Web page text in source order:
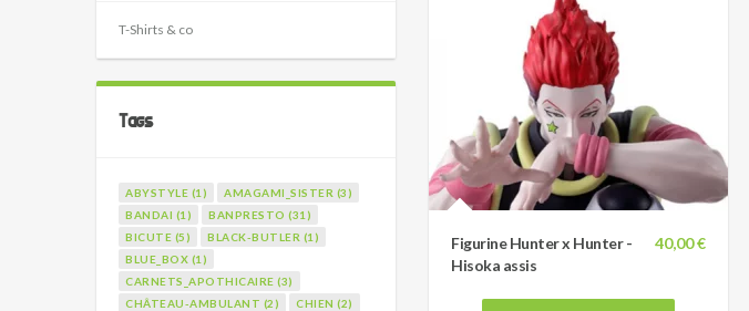
T-Shirts & co
Tags
ABYSTYLE (1)
AMAGAMI_SISTER (3)
BANDAI (1)
BANPRESTO (31)
BICUTE (5)
BLACK-BUTLER (1)
BLUE_BOX (1)
CARNETS_APOTHICAIRE (3)
CHÂTEAU-AMBULANT (2)
CHIEN (2)
40,00 €
Figurine Hunter x Hunter -
Hisoka assis